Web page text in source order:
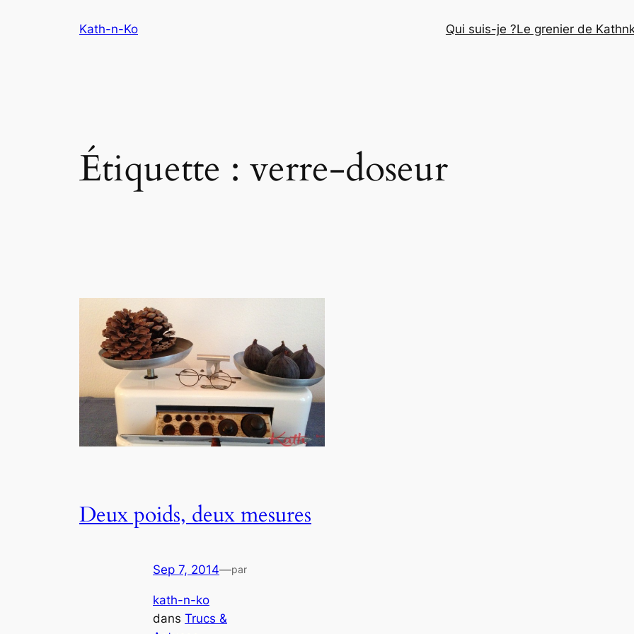
Kath-n-Ko Qui suis-je ?Le grenier de
Étiquette : verre-doseur
Deux poids, deux mesures
Sep 7, 2014—par
kath-n-ko
dans Trucs &